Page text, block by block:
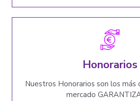
Honorarios
Nuestros Honorarios son los
mercado